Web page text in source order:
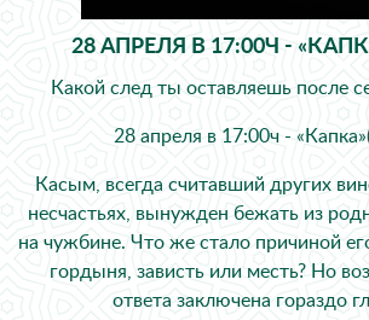
28 АПРЕЛЯ В 17:00Ч -
Какой след ты оставляешь после
28 апреля в 17:00ч -
Касым, всегда считавший других
несчастьях, вынужден бежать из
на чужбине. Что же стало причиной
гордыня, зависть или месть? Но
ответа заключена гораздо